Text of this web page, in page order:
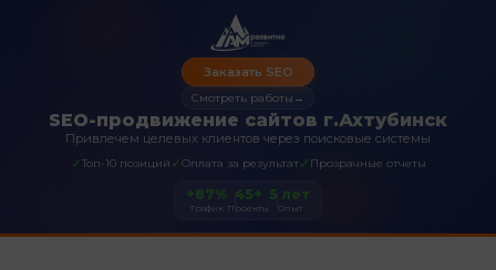
SEO-продвижение сайтов г.Ахтубинск
Привлечем целевых клиентов через поисковые системы
✓Топ-10 позиций ✓Оплата за результат✓ Прозрачные отчеты
Заказать SEO
Смотреть работы →
+87%
Трафик
45+
Проекты
5 лет
Опыт